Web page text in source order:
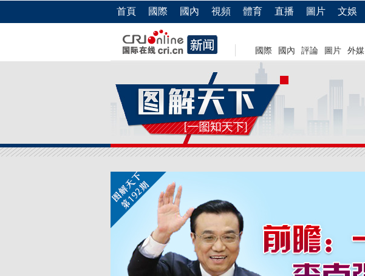
首頁 國際 國內 視頻 體育 直播 圖片 文娛
國際 國內 評論 圖片 外媒